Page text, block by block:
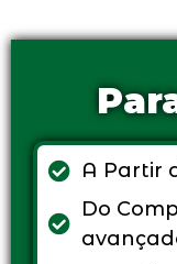
A Partir
Do